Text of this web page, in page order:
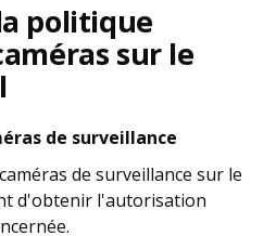
politique
sur le
de surveillance
de surveillance sur le
d'obtenir l'autorisation